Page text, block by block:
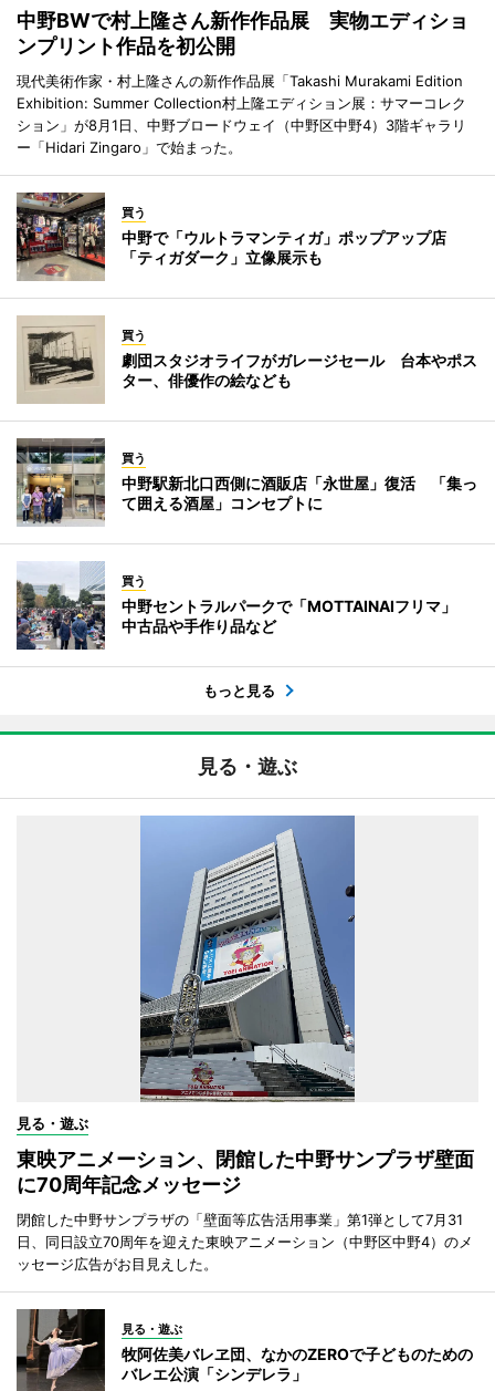
中野BWで村上隆さん新作作品展 実物エディショ
ンプリント作品を初公開
現代美術作家・村上隆さんの新作作品展「Takashi Murakami Edition
Exhibition: Summer Collection村上隆エディション展：サマーコレク
ション」が8月1日、中野ブロードウェイ（中野区中野4）3階ギャラリ
ー「Hidari Zingaro」で始まった。
買う
中野で「ウルトラマンティガ」ポップアップ店
「ティガダーク」立像展示も
買う
劇団スタジオライフがガレージセール 台本やポス
ター、俳優作の絵なども
買う
中野駅新北口西側に酒販店「永世屋」復活 「集っ
て囲える酒屋」コンセプトに
買う
中野セントラルパークで「MOTTAINAIフリマ」
中古品や手作り品など
もっと見る
見る・遊ぶ
見る・遊ぶ
東映アニメーション、閉館した中野サンプラザ壁面
に70周年記念メッセージ
閉館した中野サンプラザの「壁面等広告活用事業」第1弾として7月31
日、同日設立70周年を迎えた東映アニメーション（中野区中野4）のメ
ッセージ広告がお目見えした。
見る・遊ぶ
牧阿佐美バレヱ団、なかのZEROで子どものための
バレエ公演「シンデレラ」